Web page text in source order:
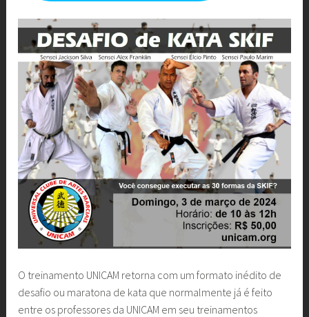
O treinamento UNICAM retorna com um formato inédito de
desafio ou maratona de kata que normalmente já é feito
entre os professores da UNICAM em seu treinamentos